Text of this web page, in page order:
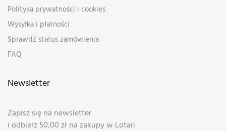
Polityka prywatności i cookies
Wysyłka i płatności
Sprawdź status zamówienia
FAQ
Newsletter
Zapisz się na newsletter
i odbierz 50,00 zł na zakupy w Lotari